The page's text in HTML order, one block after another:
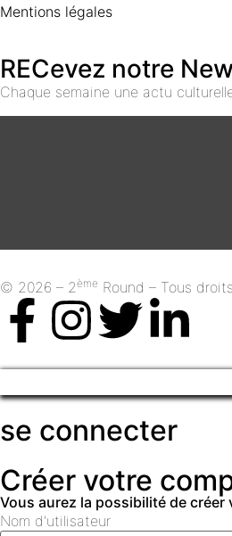
Mentions légales
RECevez notre
Chaque semaine une actu
© 2026 – 2ème Round – Tous
se connecter
Créer votre
Vous aurez la possibilité de
Nom d'utilisateur